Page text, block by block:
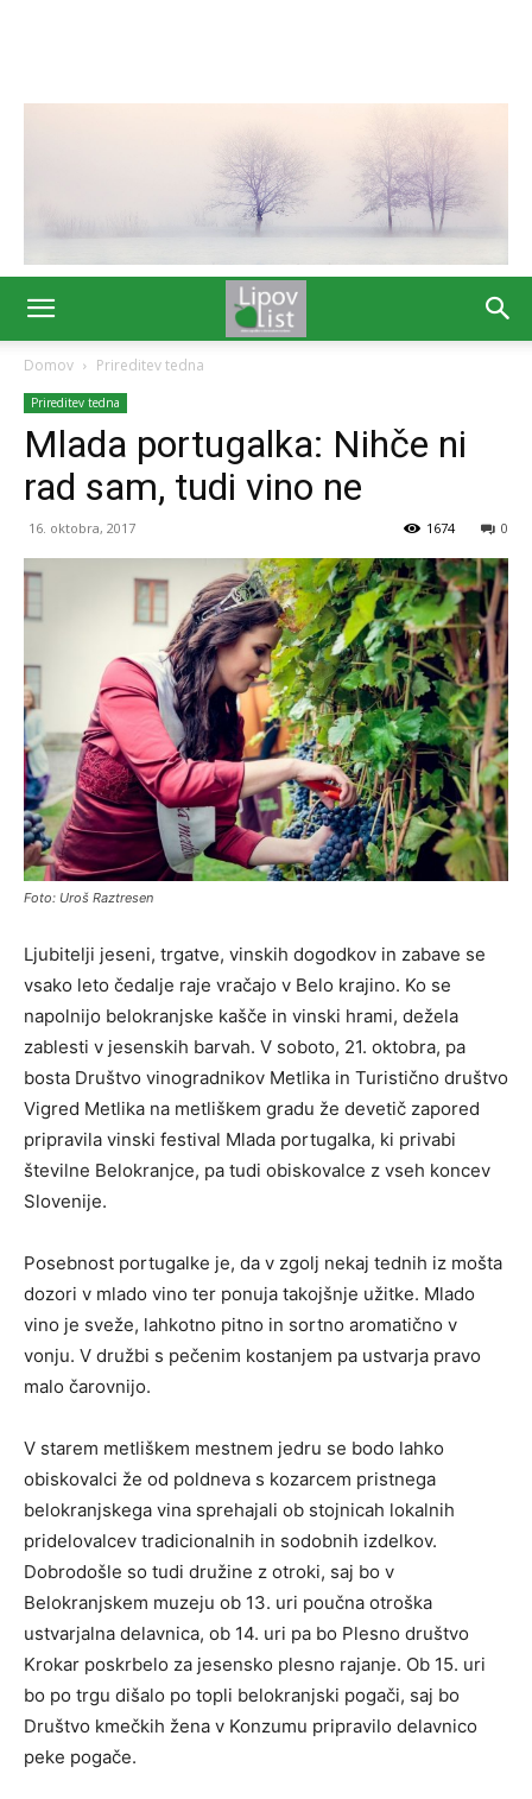
Domov Prireditev tedna
Prireditev tedna
Mlada portugalka: Nihče ni
rad sam, tudi vino ne
16. oktobra, 2017 0
1674
Foto: Uroš Raztresen
Ljubitelji jeseni, trgatve, vinskih dogodkov in zabave se
vsako leto čedalje raje vračajo v Belo krajino. Ko se
napolnijo belokranjske kašče in vinski hrami, dežela
zablesti v jesenskih barvah. V soboto, 21. oktobra, pa
bosta Društvo vinogradnikov Metlika in Turistično društvo
Vigred Metlika na metliškem gradu že devetič zapored
pripravila vinski festival Mlada portugalka, ki privabi
številne Belokranjce, pa tudi obiskovalce z vseh koncev
Slovenije.
Posebnost portugalke je, da v zgolj nekaj tednih iz mošta
dozori v mlado vino ter ponuja takojšnje užitke. Mlado
vino je sveže, lahkotno pitno in sortno aromatično v
vonju. V družbi s pečenim kostanjem pa ustvarja pravo
malo čarovnijo.
V starem metliškem mestnem jedru se bodo lahko
obiskovalci že od poldneva s kozarcem pristnega
belokranjskega vina sprehajali ob stojnicah lokalnih
pridelovalcev tradicionalnih in sodobnih izdelkov.
Dobrodošle so tudi družine z otroki, saj bo v
Belokranjskem muzeju ob 13. uri poučna otroška
ustvarjalna delavnica, ob 14. uri pa bo Plesno društvo
Krokar poskrbelo za jesensko plesno rajanje. Ob 15. uri
bo po trgu dišalo po topli belokranjski pogači, saj bo
Društvo kmečkih žena v Konzumu pripravilo delavnico
peke pogače.